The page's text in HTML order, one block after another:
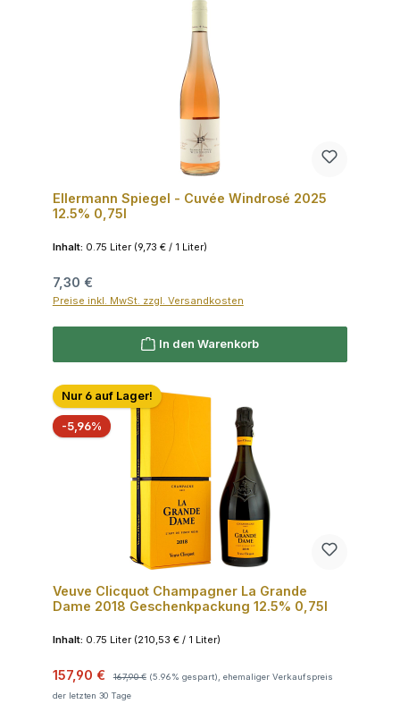
Ellermann Spiegel - Cuvée Windrosé 2025
12.5% 0,75l
Inhalt: 0.75 Liter (9,73 € / 1 Liter)
Regulärer Preis:
7,30 €
Preise inkl. MwSt. zzgl. Versandkosten
In den Warenkorb
Nur 6 auf Lager!
-5,96%Rabatt
Veuve Clicquot Champagner La Grande
Dame 2018 Geschenkpackung 12.5% 0,75l
Inhalt: 0.75 Liter (210,53 € / 1 Liter)
Verkaufspreis:
157,90 € 167,90 € (5.96% gespart), ehemaliger Verkaufspreis
der letzten 30 Tage